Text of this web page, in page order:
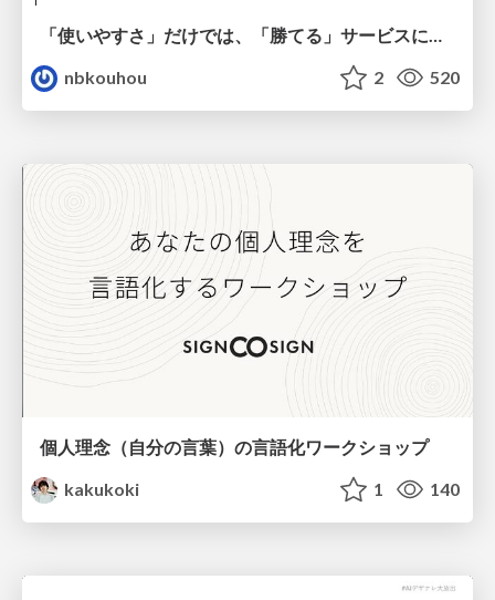
「使いやすさ」だけでは、「勝てる」サービスにはならない。〜KPIとUXの分断を埋める、サービス戦略という「指針」〜
nbkouhou
2 520
個人理念（自分の言葉）の言語化ワークショップ
kakukoki
1 140